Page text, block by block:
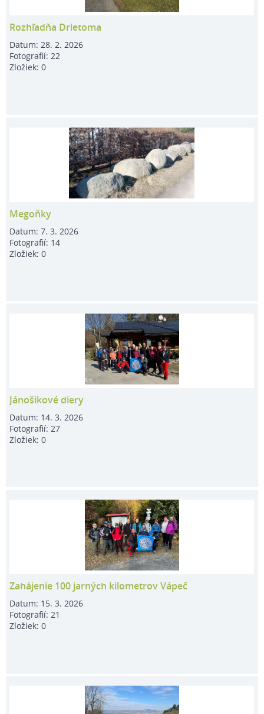
Rozhľadňa Drietoma
Datum:28. 2. 2026
Fotografií:22
Zložiek:0
Megoňky
Datum:7. 3. 2026
Fotografií: 14
Zložiek:0
Jánošikové diery
Datum: 14. 3. 2026
Fotografií:27
Zložiek:0
Zahájenie 100 jarných kilometrov Vápeč
Datum: 15. 3. 2026
Fotografií:21
Zložiek:0